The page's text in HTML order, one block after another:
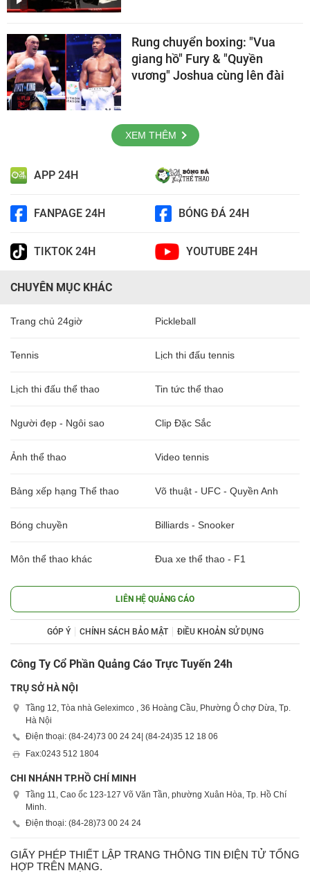
Rung chuyển boxing: "Vua
giang hồ" Fury & "Quyền
vương" Joshua cùng lên đài
XEM THÊM
APP 24H
FANPAGE 24H BÓNG ĐÁ 24H
TIKTOK 24H YOUTUBE 24H
CHUYÊN MỤC KHÁC
Trang chủ 24giờ Pickleball
Tennis Lịch thi đấu tennis
Lịch thi đấu thể thao Tin tức thể thao
Người đẹp - Ngôi sao Clip Đặc Sắc
Ảnh thể thao Video tennis
Bảng xếp hạng Thể thao Võ thuật - UFC - Quyền Anh
Bóng chuyền Billiards - Snooker
Môn thể thao khác Đua xe thể thao - F1
LIÊN HỆ QUẢNG CÁO
GÓP Ý CHÍNH SÁCH BẢO MẬT ĐIỀU KHOẢN SỬ DỤNG
Công Ty Cổ Phần Quảng Cáo Trực Tuyến 24h
TRỤ SỞ HÀ NỘI
Tầng 12, Tòa nhà Geleximco , 36 Hoàng Cầu, Phường Ô chợ Dừa, Tp.
Hà Nội
Điện thoại: (84-24)73 00 24 24| (84-24)35 12 18 06
Fax:0243 512 1804
CHI NHÁNH TP.HỒ CHÍ MINH
Tầng 11, Cao ốc 123-127 Võ Văn Tần, phường Xuân Hòa, Tp. Hồ Chí
Minh.
Điện thoại: (84-28)73 00 24 24
GIẤY PHÉP THIẾT LẬP TRANG THÔNG TIN ĐIỆN TỬ TỔNG
HỢP TRÊN MẠNG.